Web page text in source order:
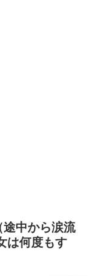
中から涙流
は何度もす